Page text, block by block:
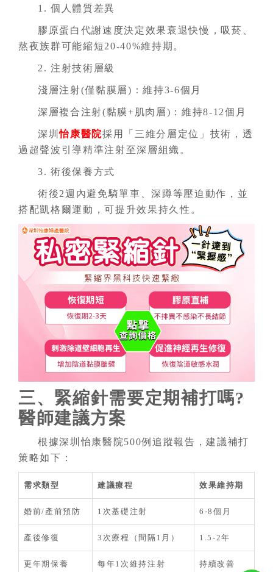
1. 個人體質差異
膠原蛋白代謝速度決定效果衰退快慢，吸菸、
熬夜族群可能縮短20-40%維持期。
2. 注射技術層級
淺層注射(僅黏膜層)：維持3-6個月
深層複合注射(黏膜+肌肉層)：維持8-12個月
深圳怡康醫院採用「三維分層定位」技術，透
過超聲波引導精準注射至深層組織。
3. 術後保養方式
術後2週內避免騎單車、深蹲等壓迫動作，並
搭配凱格爾運動，可提升效果持久性。
三、緊縮針需要定期補打嗎?
醫師建議方案
根據深圳怡康醫院500例追蹤報告，建議補打
策略如下：
需求類型 建議療程 效果維持期
婚前/產前預防 1次基礎注射 6-8個月
產後修復 3次療程（間隔1月） 1.5-2年
更年期保養 每年1次維持注射 持續改善